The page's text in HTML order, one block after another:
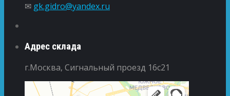
✉ gk.gidro@yandex.ru
Адрес склада
г.Москва, Сигнальный проезд 16с21